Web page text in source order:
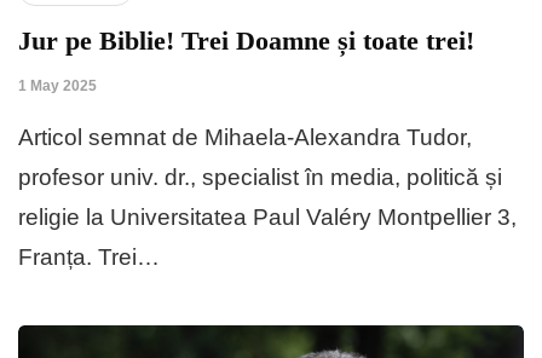
Jur pe Biblie! Trei Doamne și toate trei!
1 May 2025
Articol semnat de Mihaela-Alexandra Tudor,
profesor univ. dr., specialist în media, politică și
religie la Universitatea Paul Valéry Montpellier 3,
Franța. Trei…